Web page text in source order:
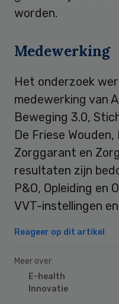
worden.
Medewerking
Het onderzoek
medewerking van
Beweging 3.0,
De Friese Wouden,
Zorggarant en
resultaten zijn
P&O, Opleiding en
VVT-instellingen
Reageer op dit artikel
Meer over:
E-health
Innovatie